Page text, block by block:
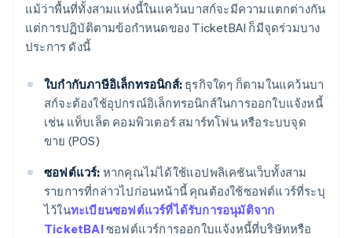
แม้ว่าพื้นที่ทั้งสามแห่งนี้ในแคว้นบาสก์จะมีความแตกต่างกัน
แต่การปฏิบัติตามข้อกำหนดของ TicketBAI ก็มีจุดร่วมบาง
ประการ ดังนี้
ใบกํากับภาษีอิเล็กทรอนิกส์: ธุรกิจใดๆ ก็ตามในแคว้นบา
สก์จะต้องใช้อุปกรณ์อิเล็กทรอนิกส์ในการออกใบแจ้งหนี้
เช่น แท็บเล็ต คอมพิวเตอร์ สมาร์ทโฟน หรือระบบจุด
ขาย (POS)
ซอฟต์แวร์: หากคุณไม่ได้ใช้แอปพลิเคชันเว็บทั้งสาม
รายการที่กล่าวไปก่อนหน้านี้ คุณต้องใช้ซอฟต์แวร์ที่ระบุ
ไว้ในทะเบียนซอฟต์แวร์ที่ได้รับการอนุมัติจาก
TicketBAIซอฟต์แวร์การออกใบแจ้งหนี้ที่บริษัทหรือ